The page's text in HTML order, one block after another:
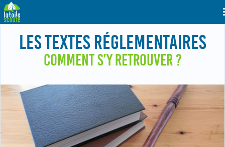
LES TEXTES RÉGLEMENTAIRES
COMMENT S’Y RETROUVER ?